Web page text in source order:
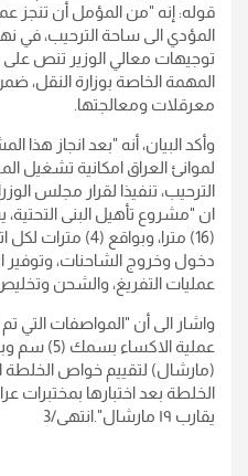
قوله: إنه "من المؤمل أن تنجز
المؤدي الى ساحة الترحيب، في
توجيهات معالي الوزير تنص على
المهمة الخاصة بوزارة النقل،
معرقلات ومعالجتها
وأكد البيان، أنه "بعد انجاز
لموانئ العراق امكانية تشغيل
ان "مشروع تأهيل البنى
(16) مترا، وبواقع
دخول وخروج الشاحنات، وتوفير
عمليات التفريغ، والشحن
واشار الى أن "المواصفات التي
عملية
(مارشال) لتقييم خواص الخلطة
الخلطة بعد اختبارها
يقارب ١٩ مارشال
".انتهى/3